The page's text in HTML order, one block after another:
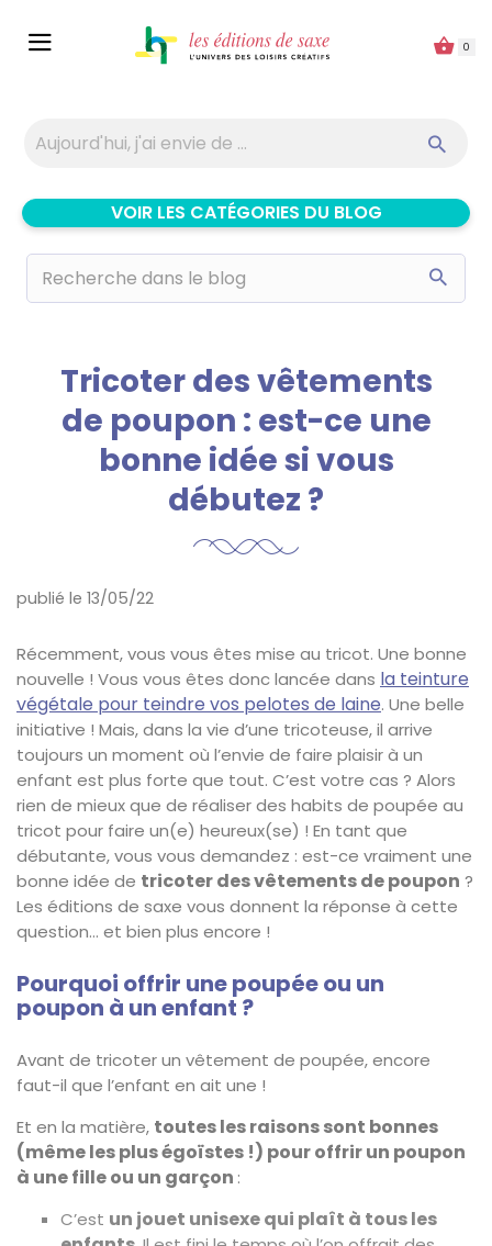
0
VOIR LES CATÉGORIES DU BLOG
Tricoter des vêtements
de poupon : est-ce une
bonne idée si vous
débutez ?
publié le 13/05/22
Récemment, vous vous êtes mise au tricot. Une bonne
nouvelle ! Vous vous êtes donc lancée dans la teinture
végétale pour teindre vos pelotes de laine. Une belle
initiative ! Mais, dans la vie d’une tricoteuse, il arrive
toujours un moment où l’envie de faire plaisir à un
enfant est plus forte que tout. C’est votre cas ? Alors
rien de mieux que de réaliser des habits de poupée au
tricot pour faire un(e) heureux(se) ! En tant que
débutante, vous vous demandez : est-ce vraiment une
bonne idée de tricoter des vêtements de poupon ?
Les éditions de saxe vous donnent la réponse à cette
question… et bien plus encore !
Pourquoi offrir une poupée ou un
poupon à un enfant ?
Avant de tricoter un vêtement de poupée, encore
faut-il que l’enfant en ait une !
Et en la matière, toutes les raisons sont bonnes
(même les plus égoïstes !) pour offrir un poupon
à une fille ou un garçon :
C’est un jouet unisexe qui plaît à tous les